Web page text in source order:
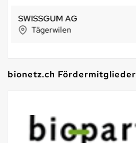
Attitude Bio SA
Plan-les-Ouates
bionetz.ch Fördermitglieder